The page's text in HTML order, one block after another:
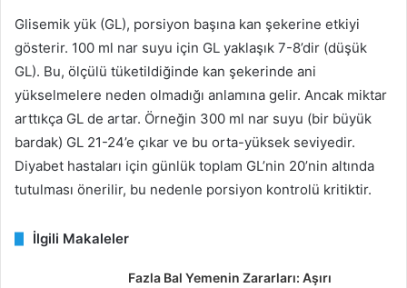
Glisemik yük (GL), porsiyon başına kan şekerine etkiyi
gösterir. 100 ml nar suyu için GL yaklaşık 7-8’dir (düşük
GL). Bu, ölçülü tüketildiğinde kan şekerinde ani
yükselmelere neden olmadığı anlamına gelir. Ancak miktar
arttıkça GL de artar. Örneğin 300 ml nar suyu (bir büyük
bardak) GL 21-24’e çıkar ve bu orta-yüksek seviyedir.
Diyabet hastaları için günlük toplam GL’nin 20’nin altında
tutulması önerilir, bu nedenle porsiyon kontrolü kritiktir.
İlgili Makaleler
Fazla Bal Yemenin Zararları: Aşırı